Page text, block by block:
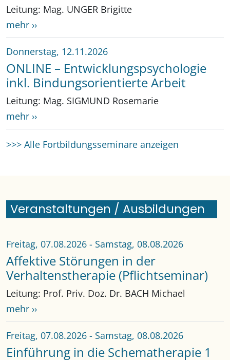
Leitung: Mag. UNGER Brigitte
mehr ››
Donnerstag, 12.11.2026
ONLINE – Entwicklungspsychologie
inkl. Bindungsorientierte Arbeit
Leitung: Mag. SIGMUND Rosemarie
mehr ››
>>> Alle Fortbildungsseminare anzeigen
Veranstaltungen / Ausbildungen
Freitag, 07.08.2026 - Samstag, 08.08.2026
Affektive Störungen in der
Verhaltenstherapie (Pflichtseminar)
Leitung: Prof. Priv. Doz. Dr. BACH Michael
mehr ››
Freitag, 07.08.2026 - Samstag, 08.08.2026
Einführung in die Schematherapie 1